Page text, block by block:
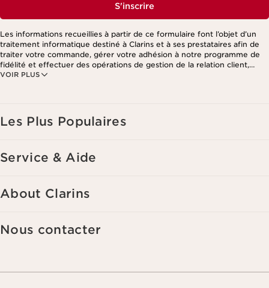
S'inscrire
VOIR PLUS
Les informations recueillies à partir de ce formulaire font l’objet d’un
traitement informatique destiné à Clarins et à ses prestataires afin de
traiter votre commande, gérer votre adhésion à notre programme de
fidélité et effectuer des opérations de gestion de la relation client,
notamment pour vous adresser des offres personnalisées en fonction
Les Plus Populaires
Service & Aide
About Clarins
Nous contacter